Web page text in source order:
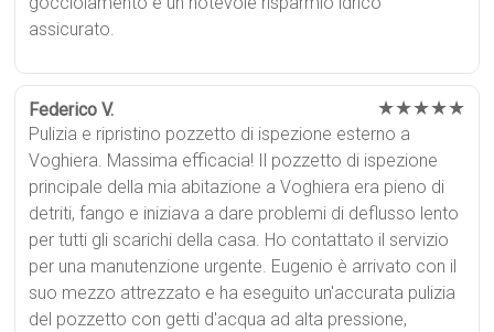
assicurato.
Federico V. ★★★★★
Pulizia e ripristino pozzetto di ispezione esterno a
Voghiera. Massima efficacia! Il pozzetto di ispezione
principale della mia abitazione a Voghiera era pieno di
detriti, fango e iniziava a dare problemi di deflusso lento
per tutti gli scarichi della casa. Ho contattato il servizio
per una manutenzione urgente. Eugenio è arrivato con il
suo mezzo attrezzato e ha eseguito un'accurata pulizia
del pozzetto con getti d'acqua ad alta pressione,